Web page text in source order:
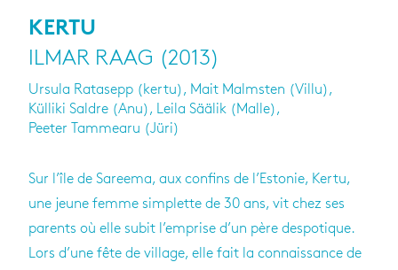
KERTU
ILMAR RAAG (2013)
Ursula Ratasepp (kertu), Mait Malmsten (Villu),
Külliki Saldre (Anu), Leila Säälik (Malle),
Peeter Tammearu (Jüri)
Sur l’île de Sareema, aux confins de l’Estonie, Kertu,
une jeune femme simplette de 30 ans, vit chez ses
parents où elle subit l’emprise d’un père despotique.
Lors d’une fête de village, elle fait la connaissance de